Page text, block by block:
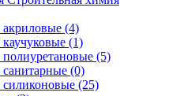
акриловые (4)
(1)
(5)
(0)
силиконовые (25)